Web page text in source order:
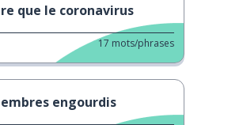
que le coronavirus
17 mots/phrases
engourdis